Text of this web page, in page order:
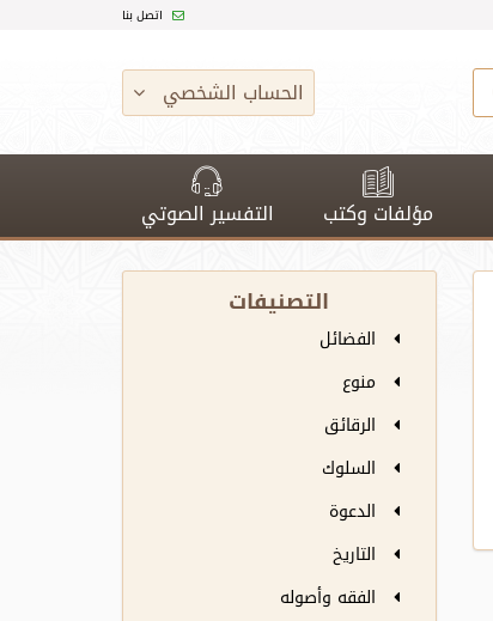
اتصل بنا
الحساب الشخصي
مؤلفات وكتب التفسير الصوتي
التصنيفات
الفضائل
منوع
الرقائق
السلوك
الدعوة
التاريخ
الفقه وأصوله